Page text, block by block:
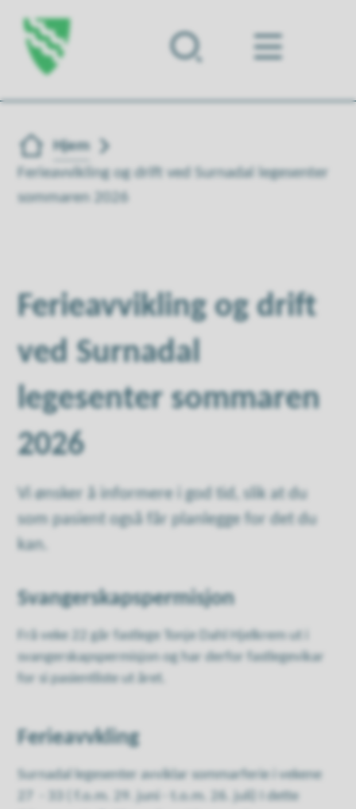
Forsiden
Du er her:
Hjem
Ferieavvikling og drift ved Surnadal legesenter
sommaren 2026
Ferieavvikling og drift
ved Surnadal
legesenter sommaren
2026
Vi ønsker å informere i god tid, slik at du
som pasient også får planlegge for det du
kan.
Svangerskapspermisjon
Frå veke 22 går fastlege Tonje Dahl Hjelkrem ut i
svangerskapspermisjon og har derfor fastlegevikar
for si pasientliste ut året.
Ferieavvkling
Surnadal legesenter avviklar sommarferie i vekene
27 - 33 ( f.o.m. 29. juni - t.o.m. 26. juli) I dette